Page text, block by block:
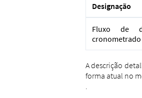
Designação
Fluxo de
cronometrado
A descrição
forma atual no